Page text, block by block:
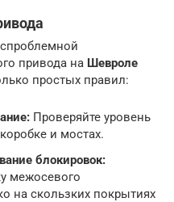
привода на Шевроле
простых правил:
Проверяйте уровень
и мостах.
блокировок:
межосевого
на скользких покрытиях